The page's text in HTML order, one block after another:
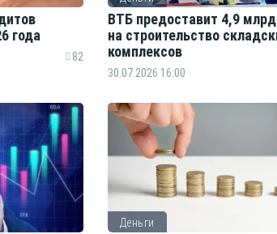
года
82
ВТБ предоставит 4,9
на строительство
комплексов
30.07.2026 16:00
Деньги